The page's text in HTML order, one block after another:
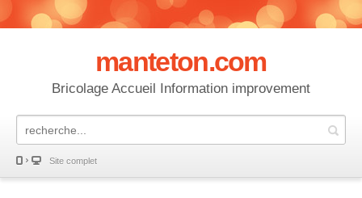
manteton.com
Bricolage Accueil Information improvement
Site complet